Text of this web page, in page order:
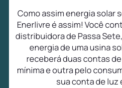
Como assim energia solar
Enerlivre é assim! Você
distribuidora de Passa
energia de uma usina
receberá duas contas
mínima e outra pelo
sua conta de luz